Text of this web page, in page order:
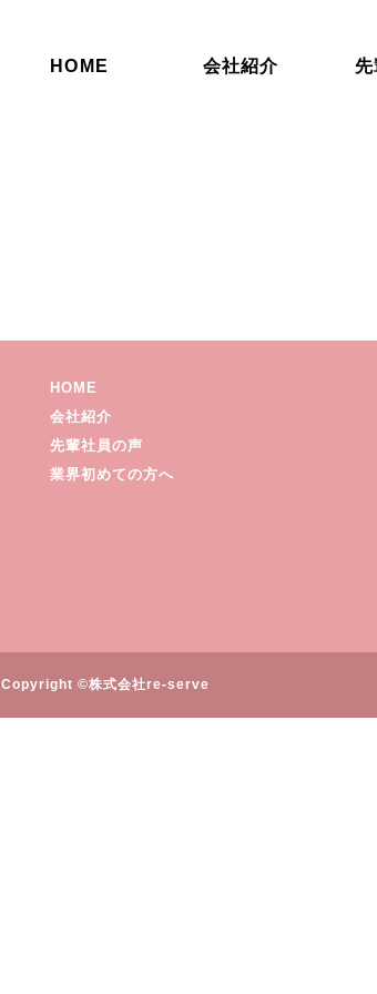
HOME 会社紹介 先
HOME
会社紹介
先輩社員の声
業界初めての方へ
Copyright ©株式会社re-serve